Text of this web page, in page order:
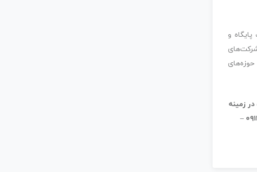
و
زمینه
های مختلف حقوقی از جمله قراردادها و نکات حقوقی برای کسب و کار می باشد. جهت اطلاعات بیشتر با شماره ۰۹۱۲۸۴۹۸۰۲۵ –